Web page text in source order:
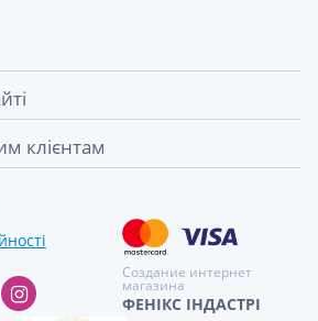
клієнтам
Создание интернет
магазина
ФЕНІКС ІНДАСТРІ